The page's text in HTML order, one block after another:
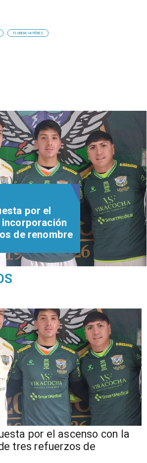
FLORENCIA PÉREZ
por el ascenso con la
tres refuerzos de
por el
de renombre